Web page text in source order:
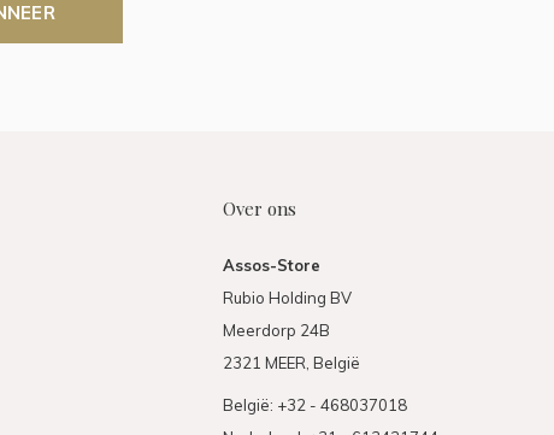
Over ons
Assos-Store
Rubio Holding BV
Meerdorp 24B
2321 MEER, België
België: +32 - 468037018